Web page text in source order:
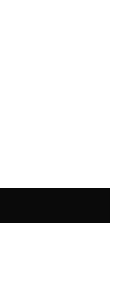
片 數量